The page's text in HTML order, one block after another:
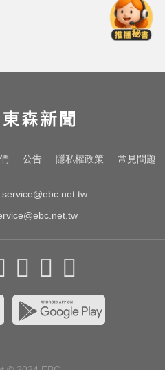
爐
烈日與熬夜的鏡
美飲」
持！夏和熙突曝
公告 隱私權政策 常見問題
service@ebc.net.tw